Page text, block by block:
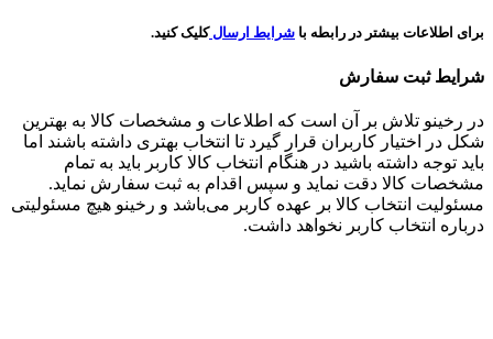
برای اطلاعات بیشتر در رابطه با شرایط ارسال کلیک کنید.
شرایط ثبت سفارش
در رخینو تلاش بر آن است که اطلاعات و مشخصات کالا به بهترین
شکل در اختیار کاربران قرار گیرد تا انتخاب بهتری داشته باشند اما
باید توجه داشته باشید در هنگام انتخاب کالا کاربر باید به تمام
مشخصات کالا دقت نماید و سپس اقدام به ثبت سفارش نماید.
مسئولیت انتخاب کالا بر عهده کاربر می‌باشد و رخینو هیچ مسئولیتی
درباره انتخاب کاربر نخواهد داشت.